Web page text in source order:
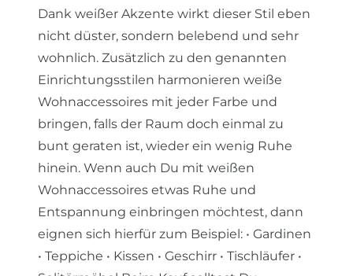
Dank weißer Akzente wirkt dieser Stil eben
nicht düster, sondern belebend und sehr
wohnlich. Zusätzlich zu den genannten
Einrichtungsstilen harmonieren weiße
Wohnaccessoires mit jeder Farbe und
bringen, falls der Raum doch einmal zu
bunt geraten ist, wieder ein wenig Ruhe
hinein. Wenn auch Du mit weißen
Wohnaccessoires etwas Ruhe und
Entspannung einbringen möchtest, dann
eignen sich hierfür zum Beispiel: • Gardinen
• Teppiche • Kissen • Geschirr • Tischläufer •